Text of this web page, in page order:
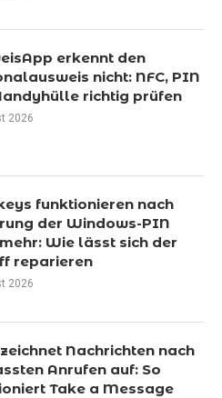
erkennt den
nicht: NFC, PIN
richtig prüfen
2026
funktionieren nach
der Windows-PIN
Wie lässt sich der
reparieren
2026
Nachrichten nach
Anrufen auf: So
Take a Message